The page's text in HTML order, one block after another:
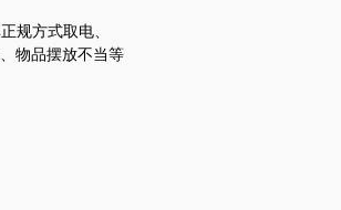
规方式取电、
物品摆放不当等